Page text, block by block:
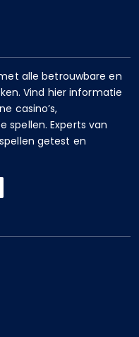
alle betrouwbare en
Vind hier informatie
casino’s,
spellen. Experts van
getest en